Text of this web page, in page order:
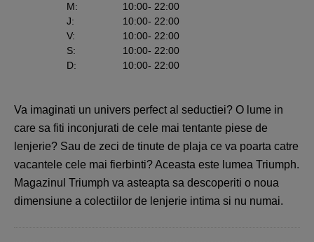
M: 10:00- 22:00
J: 10:00- 22:00
V: 10:00- 22:00
S: 10:00- 22:00
D: 10:00- 22:00
Va imaginati un univers perfect al seductiei? O lume in
care sa fiti inconjurati de cele mai tentante piese de
lenjerie? Sau de zeci de tinute de plaja ce va poarta catre
vacantele cele mai fierbinti? Aceasta este lumea Triumph.
Magazinul Triumph va asteapta sa descoperiti o noua
dimensiune a colectiilor de lenjerie intima si nu numai.